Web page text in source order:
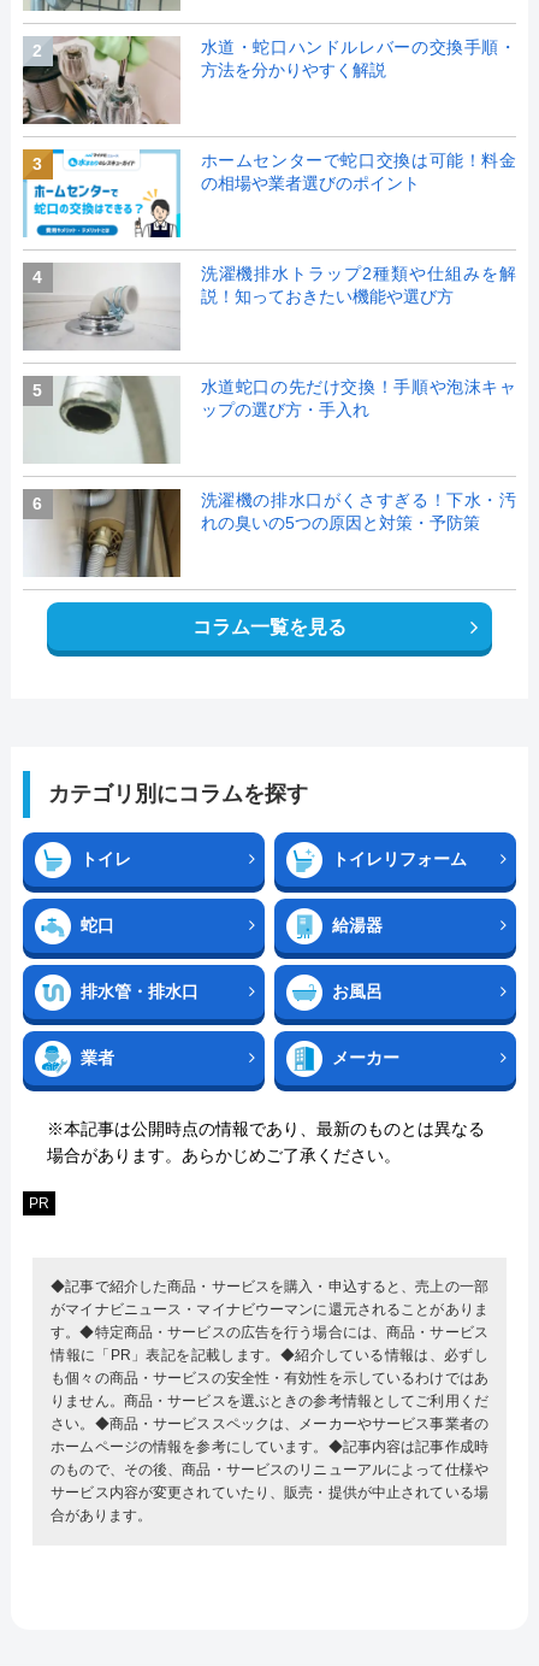
2
水道・蛇口ハンドルレバーの交換手順・
方法を分かりやすく解説
3
ホームセンターで蛇口交換は可能！料金
の相場や業者選びのポイント
4
洗濯機排水トラップ2種類や仕組みを解
説！知っておきたい機能や選び方
5
水道蛇口の先だけ交換！手順や泡沫キャ
ップの選び方・手入れ
6
洗濯機の排水口がくさすぎる！下水・汚
れの臭いの5つの原因と対策・予防策
コラム一覧を見る
カテゴリ別にコラムを探す
トイレ トイレリフォーム
蛇口 給湯器
排水管・排水口 お風呂
業者 メーカー
※本記事は公開時点の情報であり、最新のものとは異なる
場合があります。あらかじめご了承ください。
PR
◆記事で紹介した商品・サービスを購入・申込すると、売上の一部
がマイナビニュース・マイナビウーマンに還元されることがありま
す。◆特定商品・サービスの広告を行う場合には、商品・サービス
情報に「PR」表記を記載します。◆紹介している情報は、必ずし
も個々の商品・サービスの安全性・有効性を示しているわけではあ
りません。商品・サービスを選ぶときの参考情報としてご利用くだ
さい。◆商品・サービススペックは、メーカーやサービス事業者の
ホームページの情報を参考にしています。◆記事内容は記事作成時
のもので、その後、商品・サービスのリニューアルによって仕様や
サービス内容が変更されていたり、販売・提供が中止されている場
合があります。